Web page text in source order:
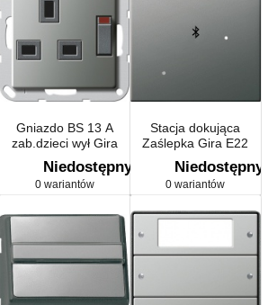
Gniazdo BS 13 A
zab.dzieci wył Gira
E22 naturalny stalowy
Niedostępny
0 wariantów
Stacja dokująca
Zaślepka Gira E22
naturalny stalowy
Niedostępny
0 wariantów